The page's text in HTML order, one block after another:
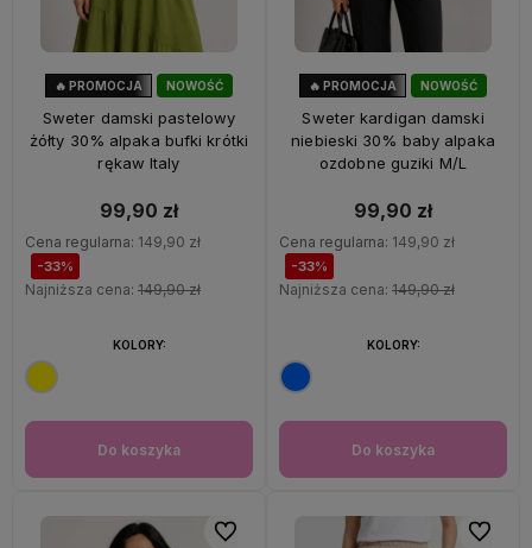
NOWOŚĆ
🔥 PROMOCJA
Sweter damski pastelowy
żółty 30% alpaka bufki krótki
rękaw Italy
99,90 zł
Cena regularna: 149,90 zł
-33%
Najniższa cena: 149,90 zł
Do koszyka
KOLORY:
NOWOŚĆ
🔥 PROMOCJA
Sweter kardigan damski
niebieski 30% baby alpaka
ozdobne guziki M/L
99,90 zł
Cena regularna: 149,90 zł
-33%
Najniższa cena: 149,90 zł
Do koszyka
KOLORY:
Do ulubionych Do